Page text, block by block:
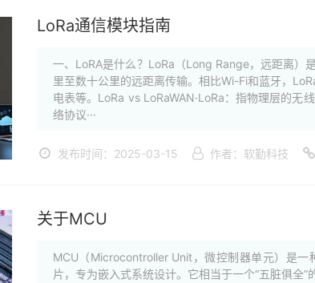
LoRa通信模块指南
一、LoRA是什么？LoRa（Long Range，远距离）
里至数十公里的远距离传输。相比Wi-Fi和蓝牙，
电表等。LoRa vs LoRaWAN·LoRa：指物理层的无
络协议···
发布时间：2025-03-15 作者：软勤科技
关于MCU
MCU（Microcontroller Unit，微控制器单元）是
片，专为嵌入式系统设计。它相当于一个“五脏俱全